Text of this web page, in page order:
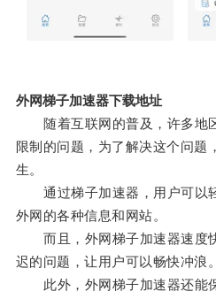
外网梯子加速器下载地址
随着互联网的普及，许多地
限制的问题，为了解决这个问题
生。
通过梯子加速器，用户可以
外网的各种信息和网站。
而且，外网梯子加速器速度
迟的问题，让用户可以畅快冲浪。
此外，外网梯子加速器还能